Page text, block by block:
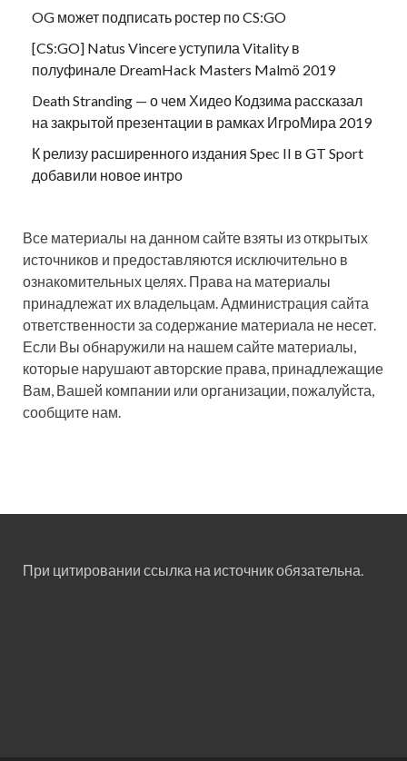
OG может подписать ростер по CS:GO
[CS:GO] Natus Vincere уступила Vitality в
полуфинале DreamHack Masters Malmö 2019
Death Stranding — о чем Хидео Кодзима рассказал
на закрытой презентации в рамках ИгроМира 2019
К релизу расширенного издания Spec II в GT Sport
добавили новое интро
Все материалы на данном сайте взяты из открытых
источников и предоставляются исключительно в
ознакомительных целях. Права на материалы
принадлежат их владельцам. Администрация сайта
ответственности за содержание материала не несет.
Если Вы обнаружили на нашем сайте материалы,
которые нарушают авторские права, принадлежащие
Вам, Вашей компании или организации, пожалуйста,
сообщите нам.
При цитировании ссылка на источник обязательна.